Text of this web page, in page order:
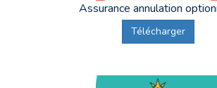
Assurance annulation
Télécharger